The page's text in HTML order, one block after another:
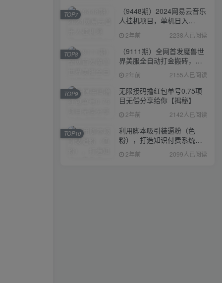
（9448期）2024网易云音乐
人挂机项目，单机日入
150+，无脑月入5000+
2年前 2238人已阅读
TOP7
（9111期）全网首发魔兽世
界美服全自动打金搬砖，日
入1000+，简单好操作，保
姆级教学
2年前 2155人已阅读
TOP8
无限接码撸红包单号0.75项
目无偿分享给你【揭秘】
2年前 2142人已阅读
TOP9
利用脚本吸引装逼粉（色
粉），打造知识付费系统，
附388元美女写真项目
2年前 2099人已阅读
TOP10